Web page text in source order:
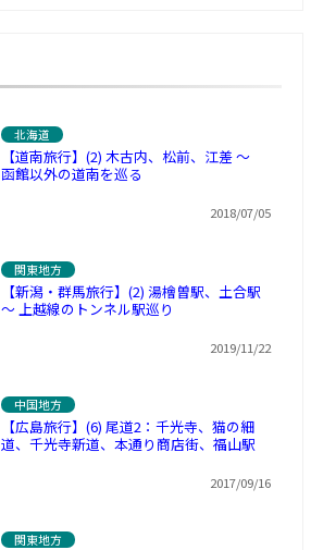
北海道
【道南旅行】(2) 木古内、松前、江差 ～
函館以外の道南を巡る
2018/07/05
関東地方
【新潟・群馬旅行】(2) 湯檜曽駅、土合駅
～ 上越線のトンネル駅巡り
2019/11/22
中国地方
【広島旅行】(6) 尾道2：千光寺、猫の細
道、千光寺新道、本通り商店街、福山駅
2017/09/16
関東地方